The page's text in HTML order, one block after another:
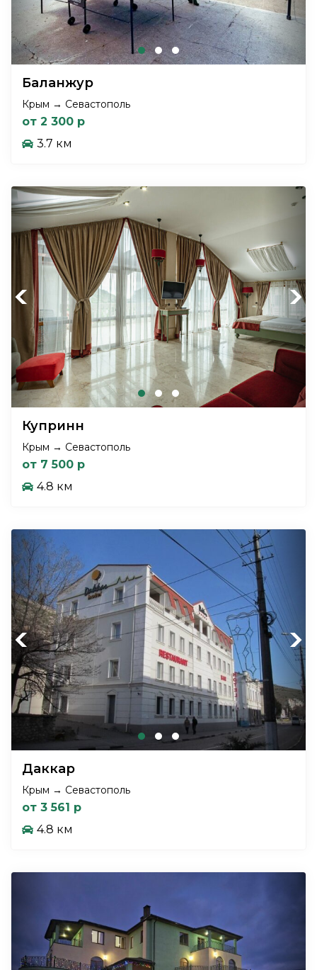
Баланжур
Крым → Севастополь
от 2 300 р
3.7 км
Previous Next
Купринн
Крым → Севастополь
от 7 500 р
4.8 км
Previous Next
Даккар
Крым → Севастополь
от 3 561 р
4.8 км